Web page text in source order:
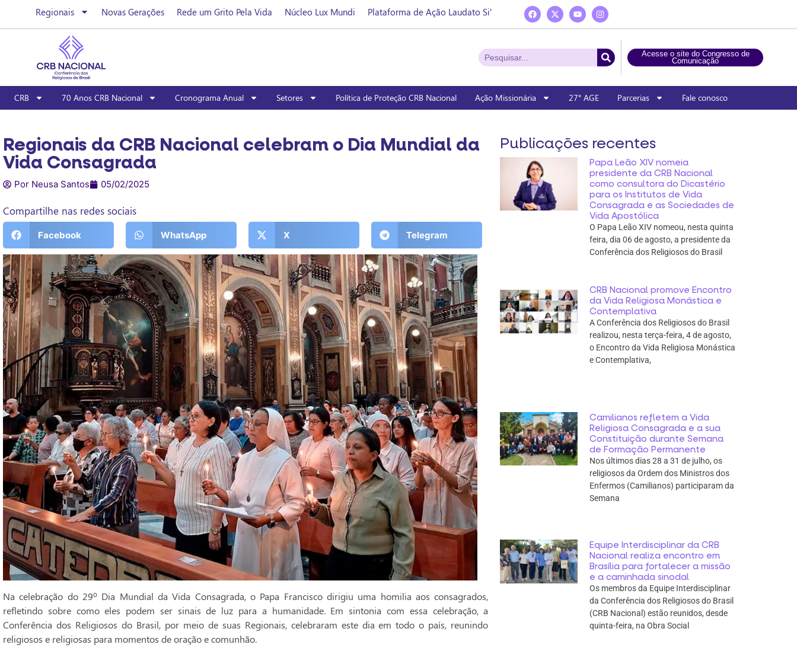
Regionais Novas Gerações Rede um Grito Pela Vida Núcleo Lux Mundi Plataforma de Ação Laudato Si’
Acesse o site do Congresso de
Comunicação
CRB 70 Anos CRB Nacional Cronograma Anual Setores Política de Proteção CRB Nacional Ação Missionária 27° AGE Parcerias Fale conosco
Regionais da CRB Nacional celebram o Dia Mundial da
Vida Consagrada
Por Neusa Santos 05/02/2025
Compartilhe nas redes sociais
Facebook WhatsApp X Telegram
Na celebração do 29º Dia Mundial da Vida Consagrada, o Papa Francisco dirigiu uma homilia aos consagrados,
refletindo sobre como eles podem ser sinais de luz para a humanidade. Em sintonia com essa celebração, a
Conferência dos Religiosos do Brasil, por meio de suas Regionais, celebraram este dia em todo o país, reunindo
religiosos e religiosas para momentos de oração e comunhão.
Publicações recentes
Papa Leão XIV nomeia
presidente da CRB Nacional
como consultora do Dicastério
para os Institutos de Vida
Consagrada e as Sociedades de
Vida Apostólica
O Papa Leão XIV nomeou, nesta quinta
feira, dia 06 de agosto, a presidente da
Conferência dos Religiosos do Brasil
CRB Nacional promove Encontro
da Vida Religiosa Monástica e
Contemplativa
A Conferência dos Religiosos do Brasil
realizou, nesta terça-feira, 4 de agosto,
o Encontro da Vida Religiosa Monástica
e Contemplativa,
Camilianos refletem a Vida
Religiosa Consagrada e a sua
Constituição durante Semana
de Formação Permanente
Nos últimos dias 28 a 31 de julho, os
religiosos da Ordem dos Ministros dos
Enfermos (Camilianos) participaram da
Semana
Equipe Interdisciplinar da CRB
Nacional realiza encontro em
Brasília para fortalecer a missão
e a caminhada sinodal
Os membros da Equipe Interdisciplinar
da Conferência dos Religiosos do Brasil
(CRB Nacional) estão reunidos, desde
quinta-feira, na Obra Social